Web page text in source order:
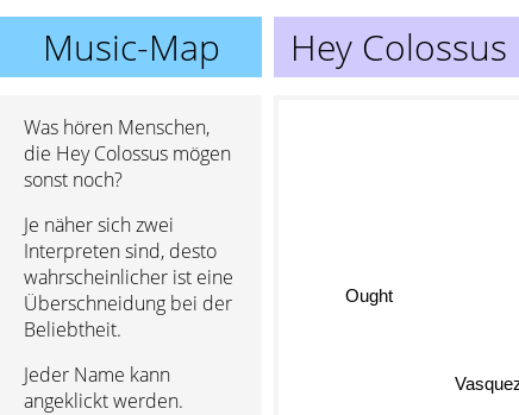
Music-Map Hey Colossus
Was hören Menschen,
die Hey Colossus mögen
sonst noch?
Je näher sich zwei
Interpreten sind, desto
wahrscheinlicher ist eine
Überschneidung bei der
Beliebtheit.
Jeder Name kann
angeklickt werden.
Vasquez
Ought